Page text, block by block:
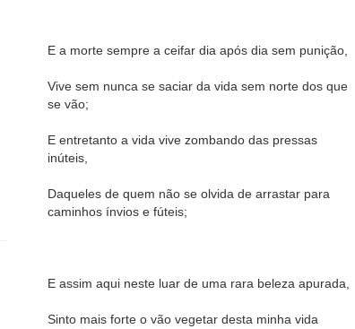
E a morte sempre a ceifar dia após dia sem punição,
Vive sem nunca se saciar da vida sem norte dos que
se vão;
E entretanto a vida vive zombando das pressas
inúteis,
Daqueles de quem não se olvida de arrastar para
caminhos ínvios e fúteis;
E assim aqui neste luar de uma rara beleza apurada,
Sinto mais forte o vão vegetar desta minha vida